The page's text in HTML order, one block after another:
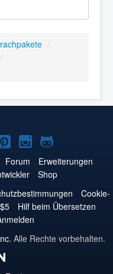
/
/
Joomla!
auf
Pinterest
Joomla!
auf
Instagram
Joomla!
auf
GitHub
Forum
Erweiterungen
Shop
Cookie-
Hilf beim Übersetzen
Alle Rechte vorbehalten.